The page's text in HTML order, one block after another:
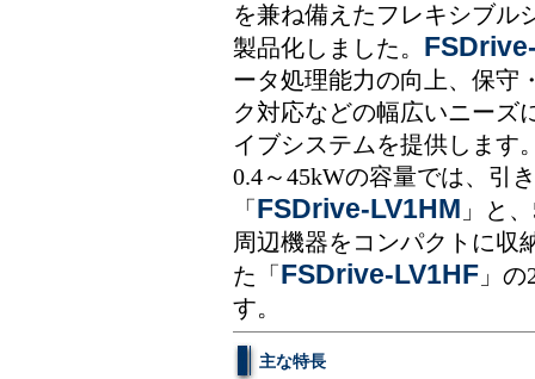
を兼ね備えたフレキシブル
製品化しました。
ータ処理能力の向上、保守
ク対応などの幅広いニーズ
イブシステムを提供します
0.4～45kWの容量では、引
「 FSDrive-LV1HM 」と
周辺機器をコンパクトに収
た「 FSDrive-LV1HF 」
す。
主な特長